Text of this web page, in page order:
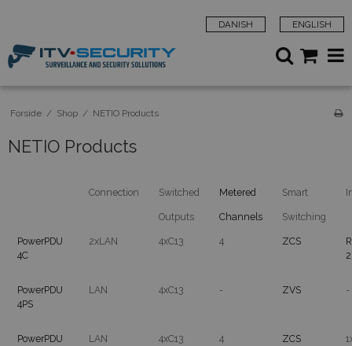
DANISH ENGLISH
Forside / Shop / NETIO Products
NETIO Products
Connection Switched Metered Smart
Outputs Channels Switching
PowerPDU
4C
2xLAN 4xC13 4 ZCS
PowerPDU
4PS
LAN 4xC13 - ZVS -
PowerPDU
LAN 4xC13 4 ZCS